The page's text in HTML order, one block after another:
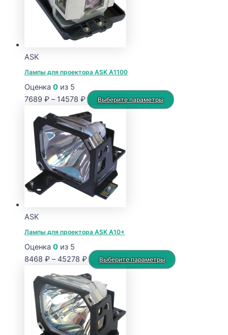
ASK
Лампы для проектора ASK A1100
Оценка 0 из 5
7689 ₽ – 14578 ₽Диапазон
цен:
7689 ₽
–
14578 ₽
Выберите параметры
Этот
ASK
Лампы для проектора ASK A10+
Оценка 0 из 5
8468 ₽ – 45278 ₽Диапазон
цен:
8468 ₽
–
45278 ₽
Выберите параметры
Этот